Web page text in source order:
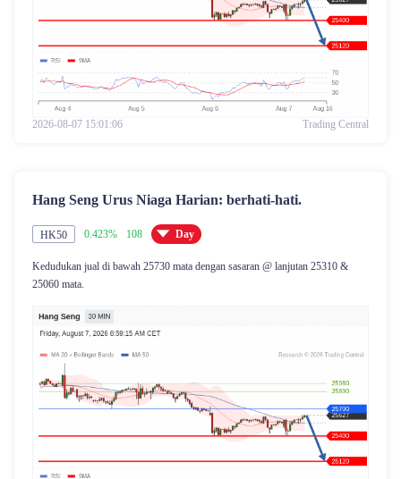
2026-08-07 15:01:06 Trading Central
Hang Seng Urus Niaga Harian: berhati-hati.
HK50 0.423% 108 Day
Kedudukan jual di bawah 25730 mata dengan sasaran @ lanjutan 25310 &
25060 mata.